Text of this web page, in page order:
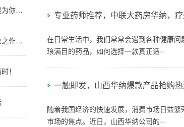
爆款音乐版权，华纳音乐版权热线为你服务！
华纳金牌歌手，实力唱将们的爆款之作大公开！
！
专业药师推荐，中联大药房华纳，疗
在日常生活中，我们常常会遇到各种健康
琅满目的药品，如何选择一款真正适···
一触即发，山西华纳爆款产品抢购热
随着我国经济的快速发展，消费市场日益
市场的焦点。近日，山西华纳公司的···